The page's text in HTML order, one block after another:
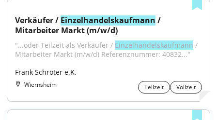
Verkäufer / Einzelhandelskaufmann /
Mitarbeiter Markt (m/w/d)
"...oder Teilzeit als Verkäufer / Einzelhandelskaufmann /
Mitarbeiter Markt (m/w/d) Referenznummer: 40832..."
Frank Schröter e.K.
Wiernsheim Teilzeit Vollzeit